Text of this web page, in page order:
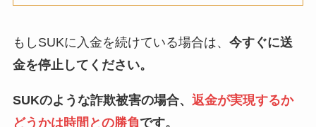
もしSUKに入金を続けている場合は、 今すぐに送
金を停止してください。
SUKのような詐欺被害の場合、 返金が実現するか
どうかは時間との勝負です。